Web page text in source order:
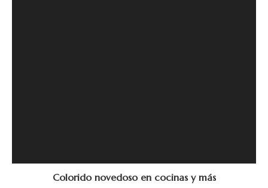
Colorido novedoso en cocinas y más